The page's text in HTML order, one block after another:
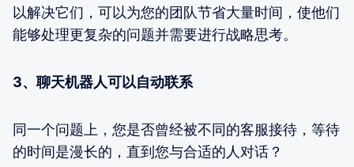
以解决它们，可以为您的团队节省大量时间，使他们
能够处理更复杂的问题并需要进行战略思考。
3、聊天机器人可以自动联系
同一个问题上，您是否曾经被不同的客服接待，等待
的时间是漫长的，直到您与合适的人对话？